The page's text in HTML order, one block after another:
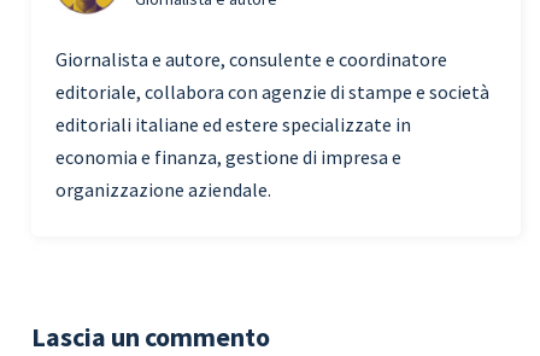
Giornalista e autore, consulente e coordinatore
editoriale, collabora con agenzie di stampe e società
editoriali italiane ed estere specializzate in
economia e finanza, gestione di impresa e
organizzazione aziendale.
Lascia un commento